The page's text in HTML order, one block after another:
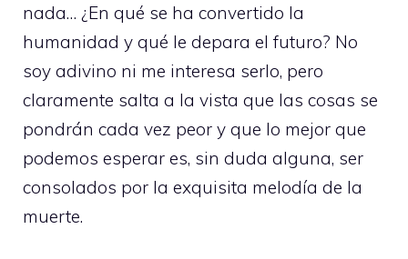
nada… ¿En qué se ha convertido la
humanidad y qué le depara el futuro? No
soy adivino ni me interesa serlo, pero
claramente salta a la vista que las cosas se
pondrán cada vez peor y que lo mejor que
podemos esperar es, sin duda alguna, ser
consolados por la exquisita melodía de la
muerte.